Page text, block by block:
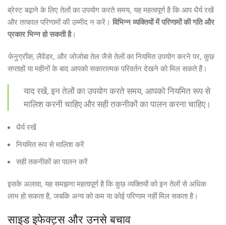
ब्रेस्ट बढ़ाने के लिए तेलों का उपयोग करते समय, यह महत्वपूर्ण है कि आप धैर्य रखें
और तत्काल परिणामों की उम्मीद न करें। विभिन्न व्यक्तियों में परिणामों की गति और
प्रकार भिन्न हो सकती है।
फेनुग्रीक, लैवेंडर, और जोजोबा तेल जैसे तेलों का नियमित उपयोग करने पर, कुछ
सप्ताहों या महीनों के बाद आपको सकारात्मक परिवर्तन देखने को मिल सकते हैं।
याद रखें, इन तेलों का उपयोग करते समय, आपको नियमित रूप से
मालिश करनी चाहिए और सही तकनीकों का पालन करना चाहिए।
धैर्य रखें
नियमित रूप से मालिश करें
सही तकनीकों का पालन करें
इसके अलावा, यह समझना महत्वपूर्ण है कि कुछ व्यक्तियों को इन तेलों से अधिक
लाभ हो सकता है, जबकि अन्य को कम या कोई परिणाम नहीं मिल सकता है।
साइड इफेक्ट्स और उनसे बचाव